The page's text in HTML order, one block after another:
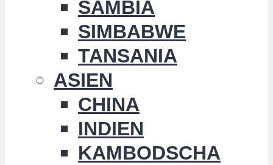
SAMBIA
SIMBABWE
TANSANIA
ASIEN
CHINA
INDIEN
KAMBODSCHA